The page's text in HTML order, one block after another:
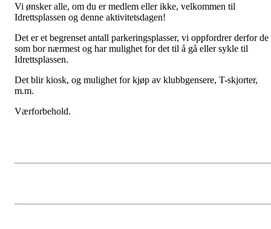
Vi ønsker alle, om du er medlem eller ikke, velkommen til
Idrettsplassen og denne aktivitetsdagen!
Det er et begrenset antall parkeringsplasser, vi oppfordrer derfor de
som bor nærmest og har mulighet for det til å gå eller sykle til
Idrettsplassen.
Det blir kiosk, og mulighet for kjøp av klubbgensere, T-skjorter,
m.m.
Værforbehold.